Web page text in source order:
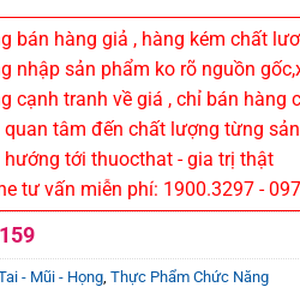
bán hàng giả , hàng kém chất
nhập sản phẩm ko rõ nguồn
cạnh tranh về giá , chỉ bán hàng
quan tâm đến chất lượng từng
hướng tới thuocthat - gia trị thật
tư vấn miễn phí: 1900.3297 -
- Mũi - Họng, Thực Phẩm Chức Năng